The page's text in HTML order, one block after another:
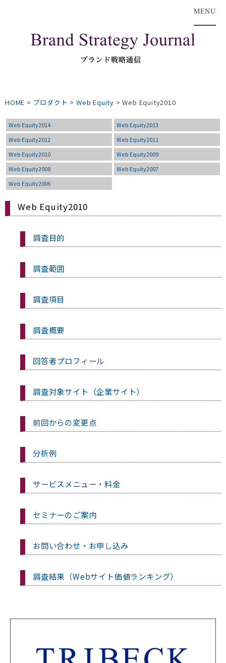
MENU
HOME > プロダクト >Web Equity >Web Equity2010
Web Equity2014
Web Equity2013
Web Equity2012
Web Equity2011
Web Equity2010
Web Equity2009
Web Equity2008
Web Equity2007
Web Equity2006
Web Equity2010
調査目的
調査範囲
調査項目
調査概要
回答者プロフィール
調査対象サイト（企業サイト）
前回からの変更点
分析例
サービスメニュー・料金
セミナーのご案内
お問い合わせ・お申し込み
調査結果（Webサイト価値ランキング）